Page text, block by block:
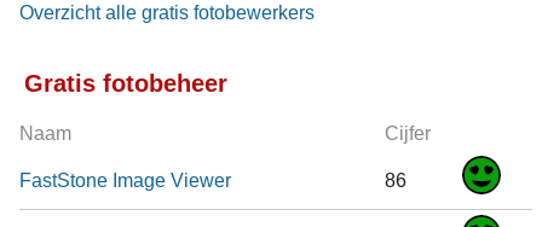
Overzicht alle gratis fotobewerkers
Gratis fotobeheer
Naam Cijfer
FastStone Image Viewer 86